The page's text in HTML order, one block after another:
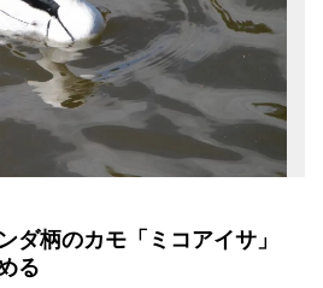
ダ柄のカモ「ミコアイサ」
る